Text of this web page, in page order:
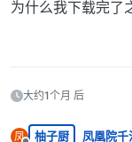
为什么我下载完了
大约1个月 后
凤 柚子厨 凤凰院千